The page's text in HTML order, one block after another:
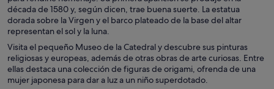
década de 1580 y, según dicen, trae buena suerte. La estatua
dorada sobre la Virgen y el barco plateado de la base del altar
representan el sol y la luna.
Visita el pequeño Museo de la Catedral y descubre sus pinturas
religiosas y europeas, además de otras obras de arte curiosas. Entre
ellas destaca una colección de figuras de origami, ofrenda de una
mujer japonesa para dar a luz a un niño superdotado.